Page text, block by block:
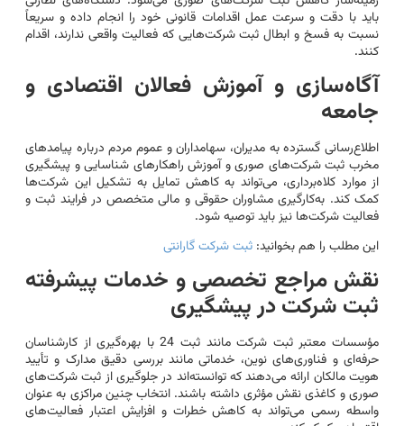
باید با دقت و سرعت عمل اقدامات قانونی خود را انجام داده و سریعاً
نسبت به فسخ و ابطال ثبت شرکت‌هایی که فعالیت واقعی ندارند، اقدام
کنند.
آگاه‌سازی و آموزش فعالان اقتصادی و
جامعه
اطلاع‌رسانی گسترده به مدیران، سهامداران و عموم مردم درباره پیامدهای
مخرب ثبت شرکت‌های صوری و آموزش راهکارهای شناسایی و پیشگیری
از موارد کلاه‌برداری، می‌تواند به کاهش تمایل به تشکیل این شرکت‌ها
کمک کند. به‌کارگیری مشاوران حقوقی و مالی متخصص در فرایند ثبت و
فعالیت شرکت‌ها نیز باید توصیه شود.
این مطلب را هم بخوانید: ثبت شرکت گارانتی
نقش مراجع تخصصی و خدمات پیشرفته
ثبت شرکت در پیشگیری
مؤسسات معتبر ثبت شرکت مانند ثبت 24 با بهره‌گیری از کارشناسان
حرفه‌ای و فناوری‌های نوین، خدماتی مانند بررسی دقیق مدارک و تأیید
هویت مالکان ارائه می‌دهند که توانسته‌اند در جلوگیری از ثبت شرکت‌های
صوری و کاغذی نقش مؤثری داشته باشند. انتخاب چنین مراکزی به عنوان
واسطه رسمی می‌تواند به کاهش خطرات و افزایش اعتبار فعالیت‌های